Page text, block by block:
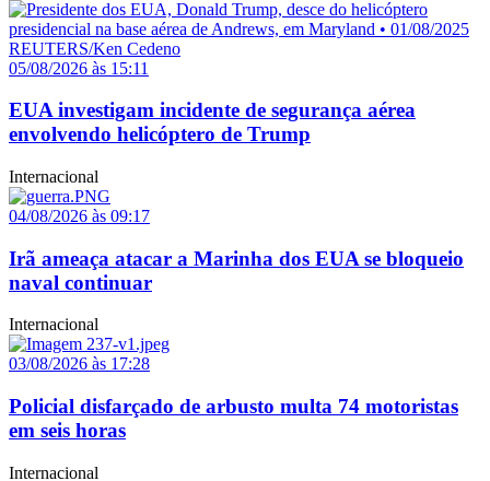
05/08/2026 às 15:11
EUA investigam incidente de segurança aérea
envolvendo helicóptero de Trump
Internacional
04/08/2026 às 09:17
Irã ameaça atacar a Marinha dos EUA se bloqueio
naval continuar
Internacional
03/08/2026 às 17:28
Policial disfarçado de arbusto multa 74 motoristas
em seis horas
Internacional